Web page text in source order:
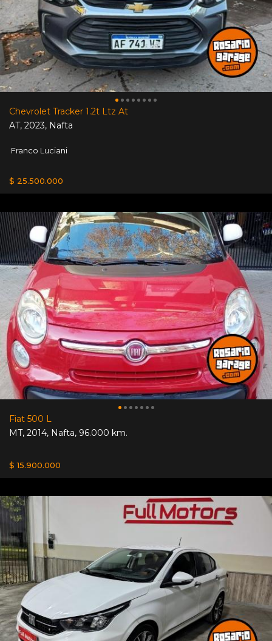
Chevrolet Tracker 1.2t Ltz At
AT, 2023, Nafta
Franco Luciani
$ 25.500.000
Fiat 500 L
MT, 2014, Nafta, 96.000 km.
$ 15.900.000